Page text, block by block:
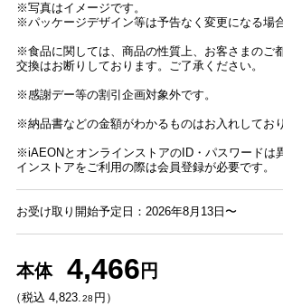
※写真はイメージです。
※パッケージデザイン等は予告なく変更になる場
※食品に関しては、商品の性質上、お客さまのご
交換はお断りしております。ご了承ください。
※感謝デー等の割引企画対象外です。
※納品書などの金額がわかるものはお入れしてお
※iAEONとオンラインストアのID・パスワードは
インストアをご利用の際は会員登録が必要です。
お受け取り開始予定日：2026年8月13日〜
本体 4,466 円
（税込 4,823. 28 円）